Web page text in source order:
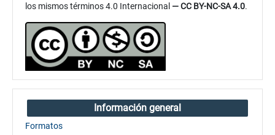
los mismos términos 4.0 Internacional — CC BY-NC-SA 4.0.
Información general
Formatos